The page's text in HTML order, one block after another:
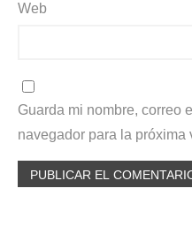
Web
Guarda mi nombre, correo
navegador para la próxima